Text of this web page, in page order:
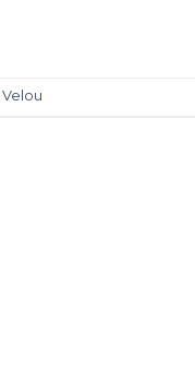
Velou